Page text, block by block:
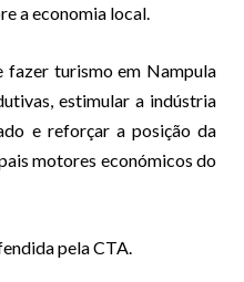
a economia local.
fazer turismo em Nampula
estimular a indústria
e reforçar a posição da
motores económicos do
pela CTA.